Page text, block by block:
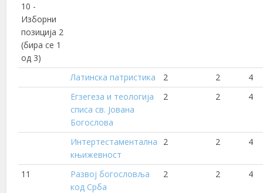
10 -
Изборни
позиција 2
(бира се 1
од 3)
Латинска патристика
2 2
4
Егзегеза и теологија
списа св. Јована
Богослова
2 2 4
Интертестаментална
књижевност
2 2 4
11
Развој богословља
код Срба
2 2 4